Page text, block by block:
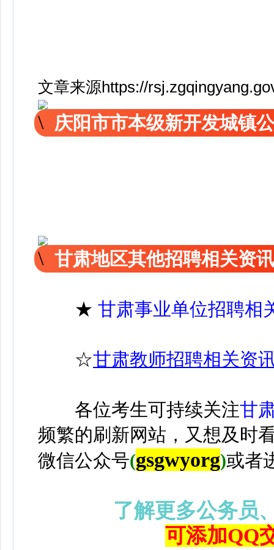
文章来源https://
庆阳市市本级新开发城镇
甘肃地区其他招聘相关资
★ 甘肃事业单位招聘相
☆甘肃教师招聘相关资
各位考生可持续关注甘
频繁的刷新网站，又想及时
微信公众号(gsgwyorg)或者
了解更多公务员
可添加QQ